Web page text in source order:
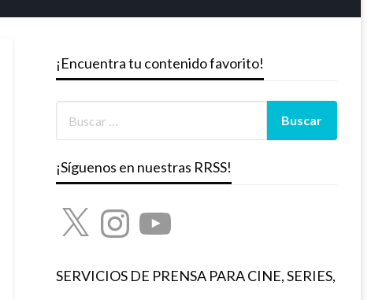
¡Encuentra tu contenido favorito!
¡Síguenos en nuestras RRSS!
X InstagramYouTube
SERVICIOS DE PRENSA PARA CINE, SERIES,